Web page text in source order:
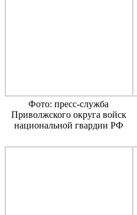
Фото: пресс-служба
Приволжского округа войск
национальной гвардии РФ